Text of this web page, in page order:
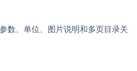
数、单位、图片说明和多页目录关